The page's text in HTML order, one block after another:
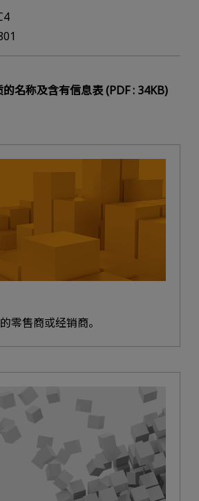
名称及含有信息表 (PDF : 34KB)
零售商或经销商。